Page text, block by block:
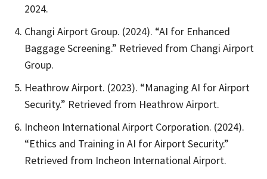
2024.
Changi Airport Group. (2024). “AI for Enhanced
Baggage Screening.” Retrieved from Changi Airport
Group.
Heathrow Airport. (2023). “Managing AI for Airport
Security.” Retrieved from Heathrow Airport.
Incheon International Airport Corporation. (2024).
“Ethics and Training in AI for Airport Security.”
Retrieved from Incheon International Airport.